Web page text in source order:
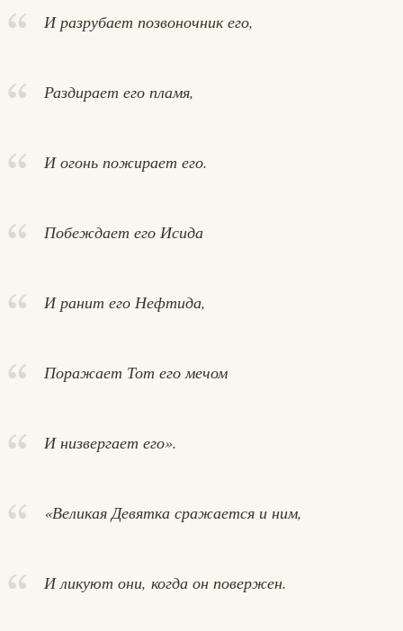
И разрубает позвоночник его,
Раздирает его пламя,
И огонь пожирает его.
Побеждает его Исида
И ранит его Нефтида,
Поражает Тот его мечом
И низвергает его».
«Великая Девятка сражается и ним,
И ликуют они, когда он повержен.